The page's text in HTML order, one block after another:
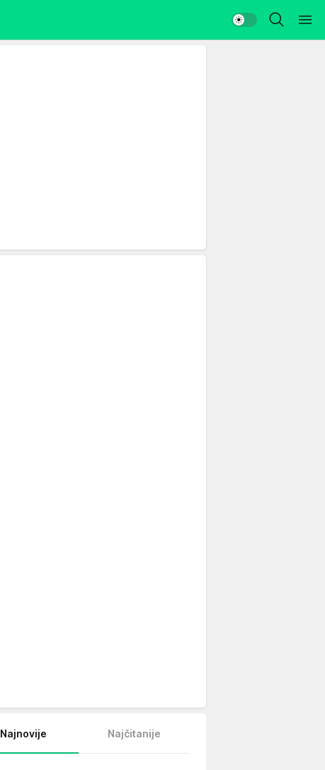
Najnovije Najčitanije